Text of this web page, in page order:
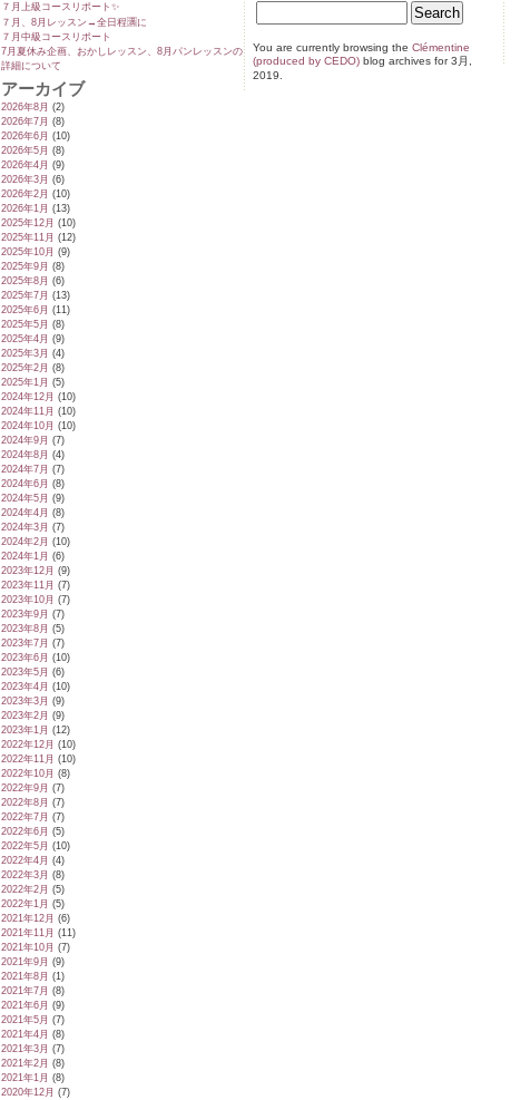
７月上級コースリポート✨️
７月、8月レッスン→全日程🈵に
７月中級コースリポート
7月夏休み企画、おかしレッスン、8月パンレッスンの
詳細について
アーカイブ
2026年8月 (2)
2026年7月 (8)
2026年6月 (10)
2026年5月 (8)
2026年4月 (9)
2026年3月 (6)
2026年2月 (10)
2026年1月 (13)
2025年12月 (10)
2025年11月 (12)
2025年10月 (9)
2025年9月 (8)
2025年8月 (6)
2025年7月 (13)
2025年6月 (11)
2025年5月 (8)
2025年4月 (9)
2025年3月 (4)
2025年2月 (8)
2025年1月 (5)
2024年12月 (10)
2024年11月 (10)
2024年10月 (10)
2024年9月 (7)
2024年8月 (4)
2024年7月 (7)
2024年6月 (8)
2024年5月 (9)
2024年4月 (8)
2024年3月 (7)
2024年2月 (10)
2024年1月 (6)
2023年12月 (9)
2023年11月 (7)
2023年10月 (7)
2023年9月 (7)
2023年8月 (5)
2023年7月 (7)
2023年6月 (10)
2023年5月 (6)
2023年4月 (10)
2023年3月 (9)
2023年2月 (9)
2023年1月 (12)
2022年12月 (10)
2022年11月 (10)
2022年10月 (8)
2022年9月 (7)
2022年8月 (7)
2022年7月 (7)
2022年6月 (5)
2022年5月 (10)
2022年4月 (4)
2022年3月 (8)
2022年2月 (5)
2022年1月 (5)
2021年12月 (6)
2021年11月 (11)
2021年10月 (7)
2021年9月 (9)
2021年8月 (1)
2021年7月 (8)
2021年6月 (9)
2021年5月 (7)
2021年4月 (8)
2021年3月 (7)
2021年2月 (8)
2021年1月 (8)
2020年12月 (7)
You are currently browsing the Clémentine
(produced by CEDO)blog archives for 3月,
2019.